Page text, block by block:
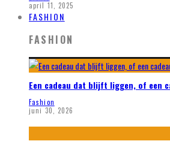
april 11, 2025
FASHION
FASHION
Een cadeau dat blijft liggen, of een
Fashion
juni 30, 2026